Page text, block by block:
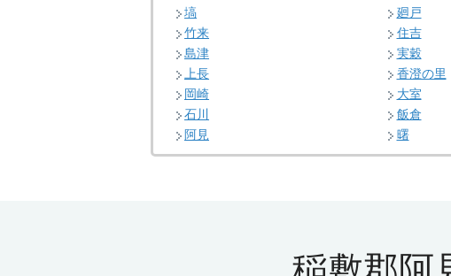
塙
廻戸
竹来
住吉
島津
実穀
上長
香澄の里
岡崎
大室
石川
飯倉
阿見
曙